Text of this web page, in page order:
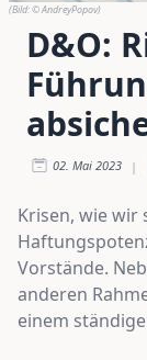
(Bild:© AndreyPopov)
D&O:
02. Mai 2023 |
Krisen, wie wir
Vorstände.
anderen
einem